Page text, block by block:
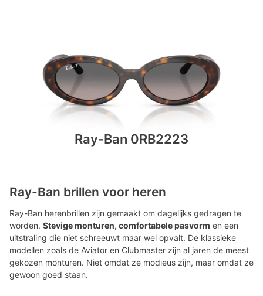
Ray-Ban 0RB2223
Ray-Ban brillen voor heren
Ray-Ban herenbrillen zijn gemaakt om dagelijks gedragen te
worden. Stevige monturen, comfortabele pasvorm en een
uitstraling die niet schreeuwt maar wel opvalt. De klassieke
modellen zoals de Aviator en Clubmaster zijn al jaren de meest
gekozen monturen. Niet omdat ze modieus zijn, maar omdat ze
gewoon goed staan.